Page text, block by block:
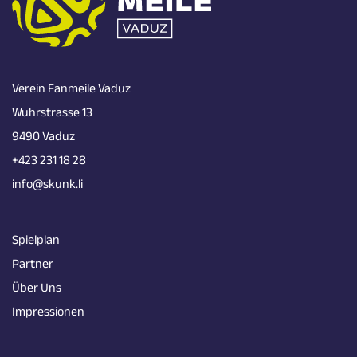
Verein Fanmeile Vaduz
Wuhrstrasse 13
9490 Vaduz
+423 231 18 28
info@skunk.li
Spielplan
Partner
Über Uns
Impressionen